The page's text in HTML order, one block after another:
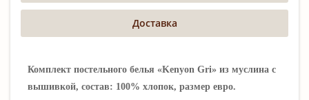
Доставка
Комплект постельного белья «Kenyon Gri» из муслина с
вышивкой, состав: 100% хлопок, размер евро.